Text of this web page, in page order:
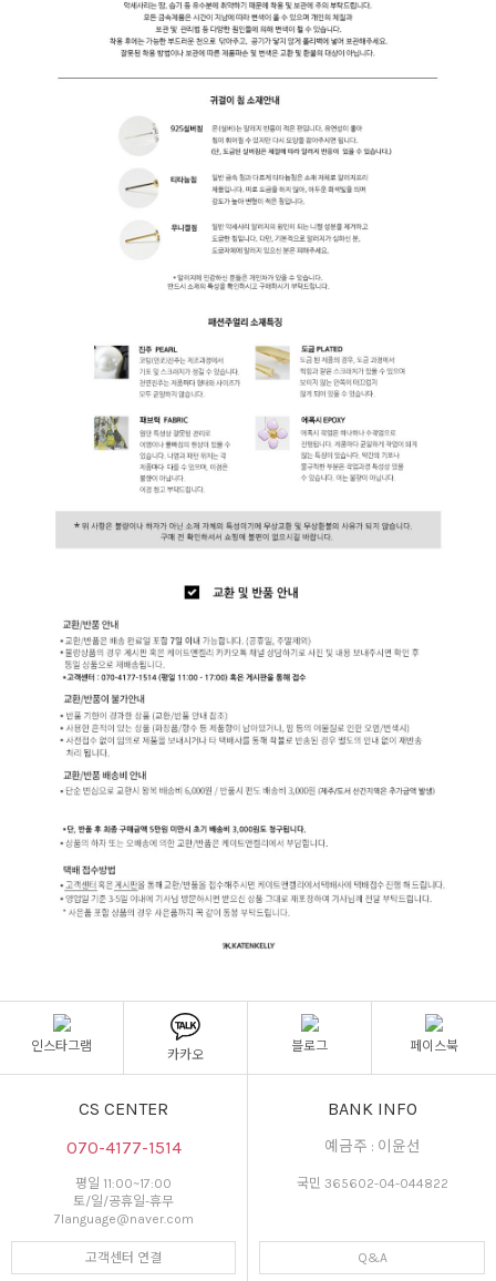
인스타그램
카카오
블로그 페이스북
CS CENTER
070-4177-1514
평일 11:00~17:00
토/일/공휴일-휴무
7language@naver.com
고객센터 연결
BANK INFO
예금주 : 이윤선
국민 365602-04-044822
Q&A